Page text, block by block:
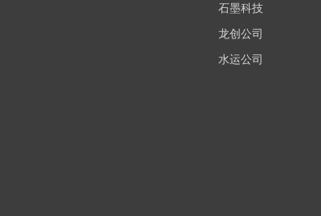
石墨科技
龙创公司
水运公司